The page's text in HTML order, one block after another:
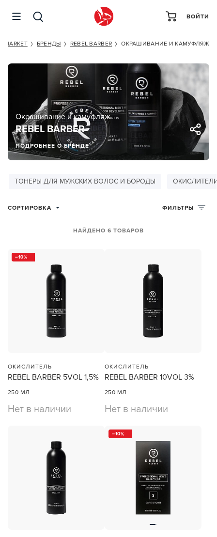
ВОЙТИ
MARKET БРЕНДЫ REBEL BARBER ОКРАШИВАНИЕ И КАМУФЛЯЖ
REBEL BARBER
Окрашивание и камуфляж
ПОДРОБНЕЕ О БРЕНДЕ
ТОНЕРЫ ДЛЯ МУЖСКИХ ВОЛОС И БОРОДЫ
СОРТИРОВКА
НАЙДЕНО 6 ТОВАРОВ
ФИЛЬТРЫ
10
ОКИСЛИТЕЛЬ
REBEL BARBER 5VOL 1,5%
250 МЛ
Нет в наличии
ОКИСЛИТЕЛЬ
REBEL BARBER 10VOL 3%
250 МЛ
Нет в наличии
10